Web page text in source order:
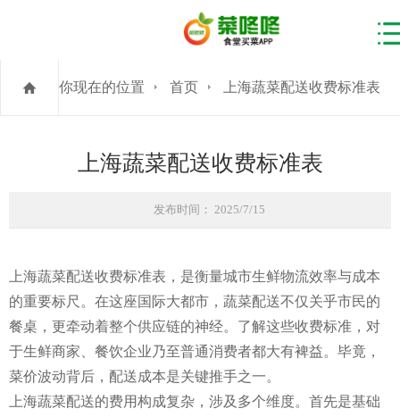
你现在的位置 首页 上海蔬菜配送收费标准表
上海蔬菜配送收费标准表
发布时间： 2025/7/15
上海蔬菜配送收费标准表，是衡量城市生鲜物流效率与成本
的重要标尺。在这座国际大都市，蔬菜配送不仅关乎市民的
餐桌，更牵动着整个供应链的神经。了解这些收费标准，对
于生鲜商家、餐饮企业乃至普通消费者都大有裨益。毕竟，
菜价波动背后，配送成本是关键推手之一。
上海蔬菜配送的费用构成复杂，涉及多个维度。首先是基础